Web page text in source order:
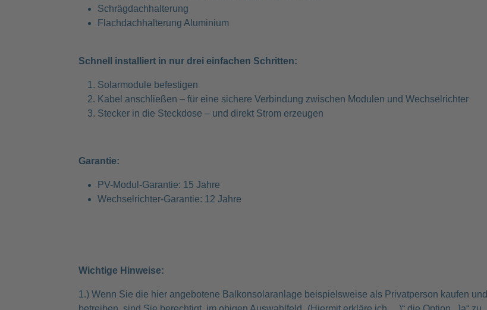
Schrägdachhalterung
Flachdachhalterung Aluminium
Schnell installiert in nur drei einfachen Schritten:
Solarmodule befestigen
Kabel anschließen – für eine sichere Verbindung zwischen Modulen und Wechselrichter
Stecker in die Steckdose – und direkt Strom erzeugen
Garantie:
PV-Modul-Garantie: 15 Jahre
Wechselrichter-Garantie: 12 Jahre
Wichtige Hinweise:
1.) Wenn Sie die hier angebotene Balkonsolaranlage beispielsweise als Privatperson kaufen und